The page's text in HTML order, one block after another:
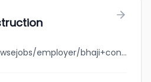
jobbank.gc.ca/browsejobs/employer/bhaji+construction/ca